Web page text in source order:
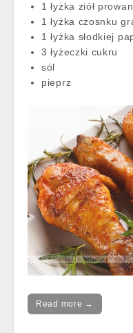
1 łyżka ziół
1 łyżka czosnku
1 łyżka słodkiej
3 łyżeczki cukru
sól
pieprz
Read more →